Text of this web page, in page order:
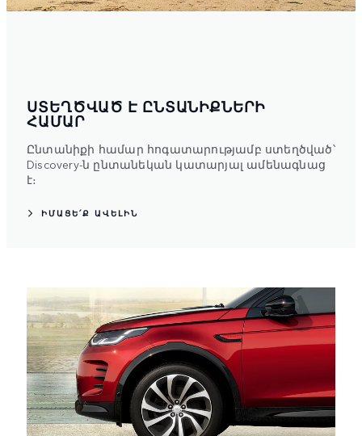
ՍՏԵՂԾՎԱԾ Է ԸՆՏԱՆԻՔՆԵՐԻ
ՀԱՄԱՐ
Ընտանիքի համար հոգատարությամբ ստեղծված՝
Discovery-ն ընտանեկան կատարյալ ամենագնաց
է։
ԻՄԱՑԵ՛Ք ԱՎԵԼԻՆ